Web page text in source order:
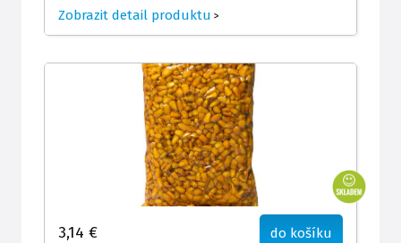
Zobrazit detail produktu >
3,14 € do košíku